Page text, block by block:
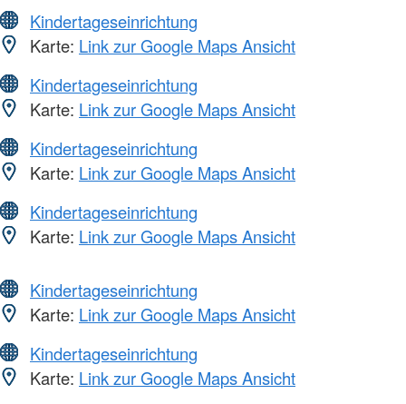
Kindertageseinrichtung
Karte: Link zur Google Maps Ansicht
Kindertageseinrichtung
Karte: Link zur Google Maps Ansicht
Kindertageseinrichtung
Karte: Link zur Google Maps Ansicht
Kindertageseinrichtung
Karte: Link zur Google Maps Ansicht
Kindertageseinrichtung
Karte: Link zur Google Maps Ansicht
Kindertageseinrichtung
Karte: Link zur Google Maps Ansicht